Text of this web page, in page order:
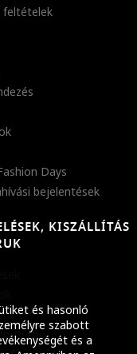
és hasonló
szabott
és a
feltételek
Days
bejelentések
KISZÁLLÍTÁS